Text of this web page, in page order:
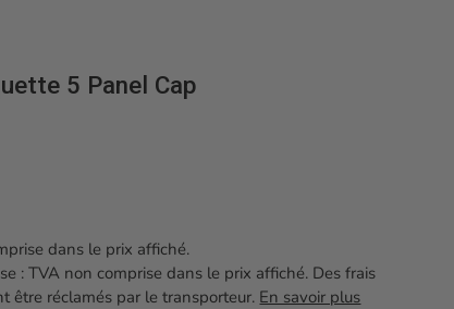
5 Panel Cap
dans le prix affiché.
: TVA non comprise dans le prix affiché. Des frais
être réclamés par le transporteur. En savoir plus